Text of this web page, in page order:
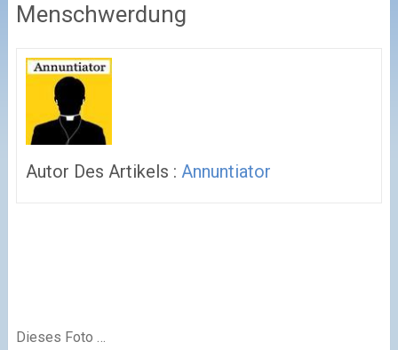
Menschwerdung
Autor Des Artikels : Annuntiator
Dieses Foto …